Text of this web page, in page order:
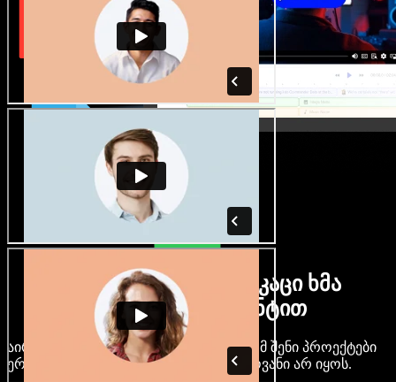
ბევრი ქალი და მამაკაცი ხმა
ნებისმიერი აქცენტით
აირჩიე ასობით AI ხმა და აქცენტი, რომ შენი პროექტები
ერთმანეთს არ ჰგავდეს და ერთფეროვანი არ იყოს.